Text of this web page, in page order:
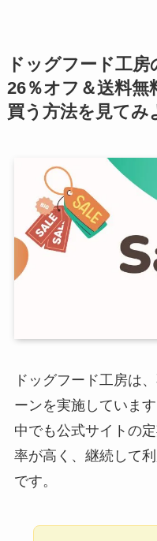
ドッグフード工
26％オフ＆送料無
買う方法を見てみ
ドッグフード工房は
ーンを実施しています
中でも公式サイトの
率が高く、継続して
です。